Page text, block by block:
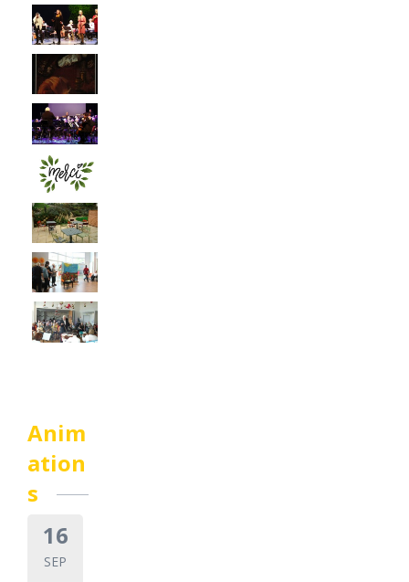
Anim
ation
s
16
SEP